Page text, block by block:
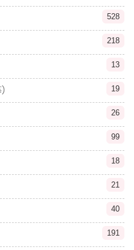
528
218
13
19
26
99
18
21
40
191